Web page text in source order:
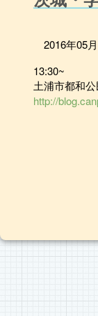
2016年05
13:30~
土浦市都和
http://